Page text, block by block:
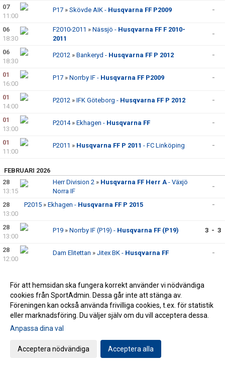
07
11:00
P17 » Skövde AIK - Husqvarna FF P2009 -
06
18:30
F2010-2011 » Nässjö - Husqvarna FF F 2010-
2011
-
06
18:30
P2012 » Bankeryd - Husqvarna FF P 2012 -
01
16:00
P17 » Norrby IF - Husqvarna FF P2009 -
01
14:00
P2012 » IFK Göteborg - Husqvarna FF P 2012 -
01
13:00
P2014» Ekhagen - Husqvarna FF -
01
11:00
P2011 » Husqvarna FF P 2011 - FC Linköping -
FEBRUARI 2026
28
13:15
Herr Division 2 » Husqvarna FF Herr A - Växjö
Norra IF
-
28
13:00
P2015 » Ekhagen - Husqvarna FF P 2015 -
28
13:00
P19 » Norrby IF (P19) - Husqvarna FF (P19) 3 - 3
28
12:00
Dam Elitettan » Jitex BK - Husqvarna FF -
15:00
15:00
F2010-2011» Husqvarna FF F 2010-2011- IFK
Värnamo
12:00
P2015»Habo IF / Värnamo Södra - Husqvarna
FF P 2015
11:00
Husqvarna FF P 2012 - IK Vista
För att hemsidan ska fungera korrekt använder vi nödvändiga
cookies från SportAdmin. Dessa går inte att stänga av.
Föreningen kan också använda frivilliga cookies, t.ex. för statistik
eller marknadsföring. Du väljer själv om du vill acceptera dessa.
Anpassa dina val
Acceptera nödvändiga Acceptera alla